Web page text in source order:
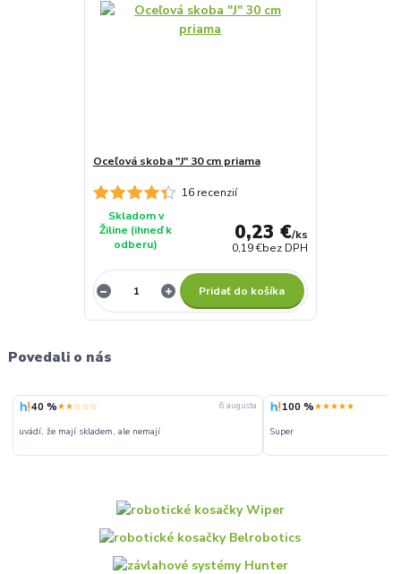
16 recenzií
Oceľová skoba "J" 30 cm priama
0,23 €/ks
0,19 €bez DPH
Skladom v
Žiline (ihneď k
odberu)
Pridať do košíka
Povedali o nás
40 %★★☆☆☆ 6. augusta
uvádí, že mají skladem, ale nemají
100 %★★★★★
Super